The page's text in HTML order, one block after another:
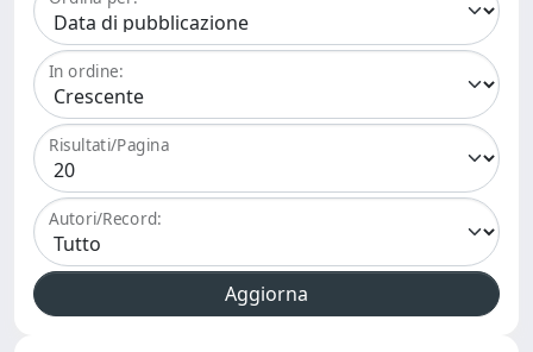
In ordine:
Risultati/Pagina
Autori/Record: